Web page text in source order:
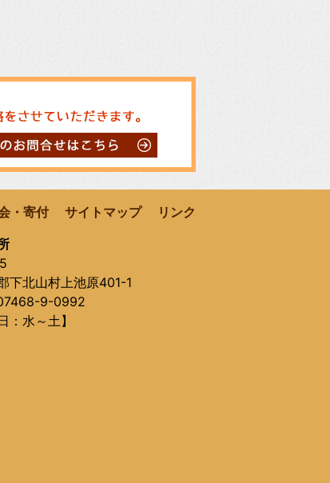
・寄付 サイトマップ
リンク
下北山村上池原401-1
9-0992
：水～土】